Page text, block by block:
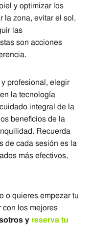
y optimizar los
la zona, evitar el sol,
las
son acciones
profesional, elegir
la tecnología
integral de la
beneficios de la
Recuerda
de cada sesión es la
más efectivos,
o quieres empezar tu
los mejores
y reserva tu